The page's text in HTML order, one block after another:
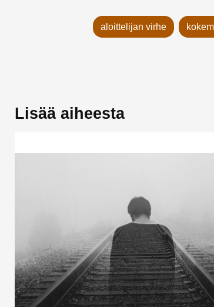
aloittelijan virhe
Lisää aiheesta